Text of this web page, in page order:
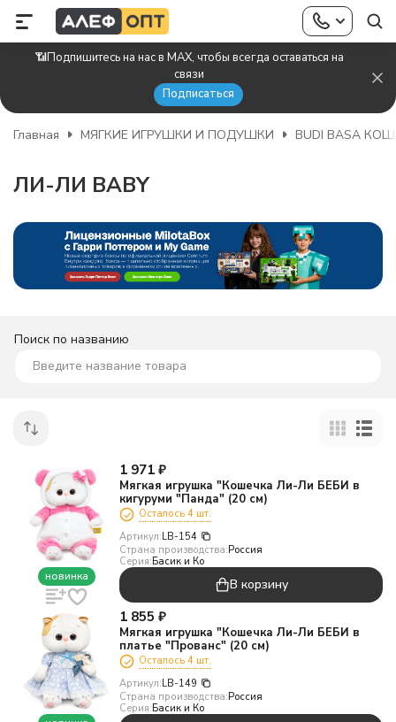
📶Подпишитесь на нас в MAX, чтобы всегда оставаться на
связи
Подписаться
Главная МЯГКИЕ ИГРУШКИ И ПОДУШКИ BUDI BASA
ЛИ-ЛИ BABY
Поиск по названию
новинка
1 971 ₽
Мягкая игрушка "Кошечка Ли-Ли БЕБИ в
кигуруми "Панда" (20 см)
Осталось 4 шт.
Артикул:LB-154
Страна производства:Россия
Серия:Басик и Ко
В корзину
1 855 ₽
Мягкая игрушка "Кошечка Ли-Ли БЕБИ в
платье "Прованс" (20 см)
Осталось 4 шт.
Артикул:LB-149
Страна производства:Россия
Серия:Басик и Ко